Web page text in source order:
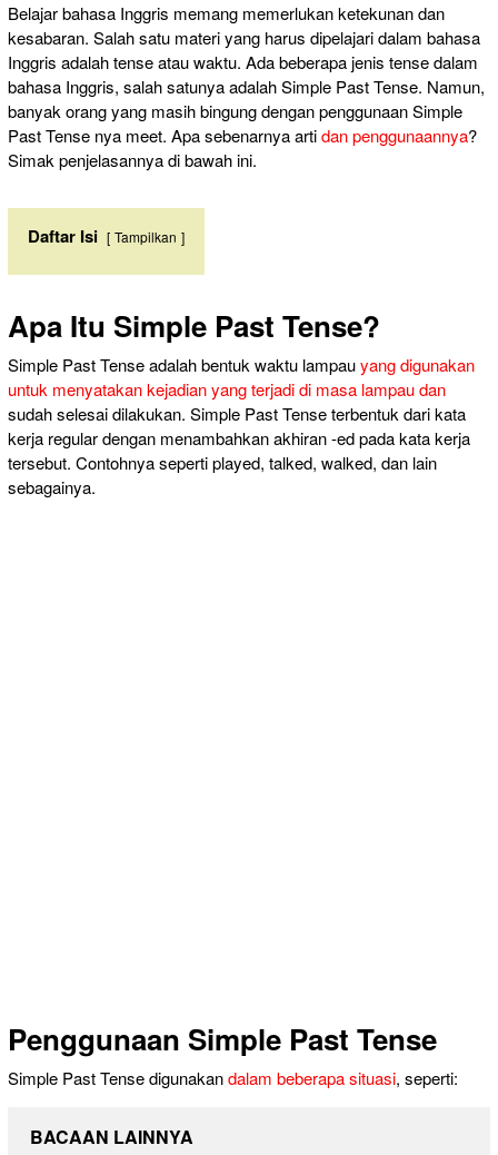
Belajar bahasa Inggris memang memerlukan ketekunan dan
kesabaran. Salah satu materi yang harus dipelajari dalam bahasa
Inggris adalah tense atau waktu. Ada beberapa jenis tense dalam
bahasa Inggris, salah satunya adalah Simple Past Tense. Namun,
banyak orang yang masih bingung dengan penggunaan Simple
Past Tense nya meet. Apa sebenarnya artidan penggunaannya?
Simak penjelasannya di bawah ini.
Daftar Isi Tampilkan
Apa Itu Simple Past Tense?
Simple Past Tense adalah bentuk waktu lampauyang digunakan
untuk menyatakan kejadian yang terjadi di masa lampau dan
sudah selesai dilakukan. Simple Past Tense terbentuk dari kata
kerja regular dengan menambahkan akhiran -ed pada kata kerja
tersebut. Contohnya seperti played, talked, walked, dan lain
sebagainya.
Penggunaan Simple Past Tense
Simple Past Tense digunakandalam beberapa situasi, seperti:
BACAAN LAINNYA